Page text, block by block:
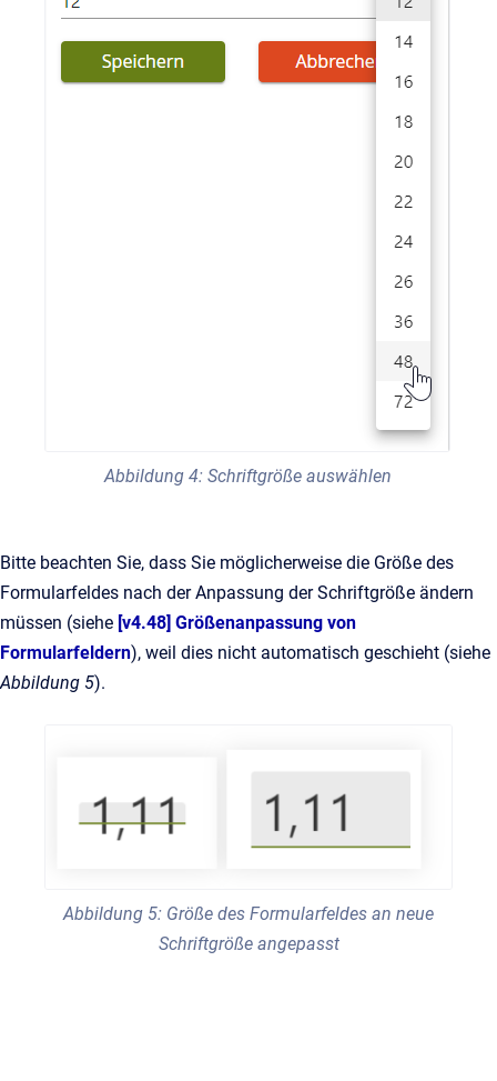
Abbildung 4: Schriftgröße auswählen
Bitte beachten Sie, dass Sie möglicherweise die Größe des
Formularfeldes nach der Anpassung der Schriftgröße ändern
müssen (siehe [v4.48] Größenanpassung von
Formularfeldern), weil dies nicht automatisch geschieht (siehe
Abbildung 5).
Abbildung 5: Größe des Formularfeldes an neue
Schriftgröße angepasst